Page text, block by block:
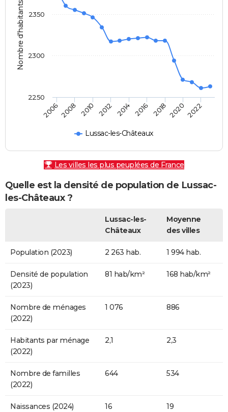
Nombre d'habitants
Lussac-les-Châteaux
20062008 2010 2012 2014 2016 2018 20202022
2250
2300
2350
Les villes les plus peuplées de France
Quelle est la densité de population de Lussac-
les-Châteaux ?
Lussac-les-
Châteaux
Moyenne
des villes
Population (2023) 2 263 hab. 1 994 hab.
Densité de population
(2023)
81 hab/km² 168 hab/km²
Nombre de ménages
(2022)
1 076 886
Habitants par ménage
(2022)
2,1 2,3
Nombre de familles
(2022)
644 534
Naissances (2024) 16 19